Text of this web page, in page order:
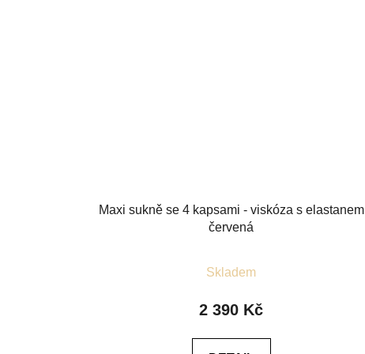
Maxi sukně se 4 kapsami - viskóza s elastanem
červená
hodnocení
produktu
Skladem
2 390 Kč